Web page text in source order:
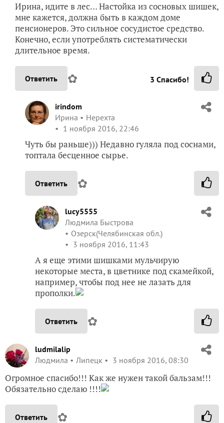
Ирина, идите в лес… Настойка из сосновых шишек,
мне кажется, должна быть в каждом доме
пенсионеров. Это сильное сосудистое средство.
Конечно, если употреблять систематически
длительное время.
Ответить ✿ 3 Спасибо!
irindom
Ирина
Нерехта
1 ноября 2016, 22:46
Чуть бы раньше))) Недавно гуляла под соснами,
топтала бесценное сырье.
Ответить ✿
lucy5555
Людмила Быстрова
Озерск(Челябинская обл.)
3 ноября 2016, 11:43
А я еще этими шишками мульчирую
некоторые места, в цветнике под скамейкой,
например, чтобы под нее не лазать для
прополки.
Ответить ✿
ludmilalip
Людмила
Липецк 3 ноября 2016, 08:30
Огромное спасибо!!! Как же нужен такой бальзам!!!
Обязательно сделаю !!!!
Ответить ✿